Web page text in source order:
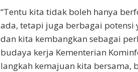
“Tentu kita tidak boleh hanya
ada, tetapi juga berbagai
dan kita kembangkan sebagai
budaya kerja Kementerian
langkah kemajuan kita bersama,